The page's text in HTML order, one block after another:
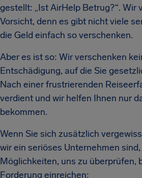
gestellt: „Ist AirHelp Betrug?“. Wir
Vorsicht, denn es gibt nicht viele
die Geld einfach so verschenken.
Aber es ist so: Wir verschenken
Entschädigung, auf die Sie
Nach einer frustrierenden
verdient und wir helfen Ihnen nur
bekommen.
Wenn Sie sich zusätzlich
wir ein seriöses Unternehmen
Möglichkeiten, uns zu überprüfen,
Forderung einreichen: